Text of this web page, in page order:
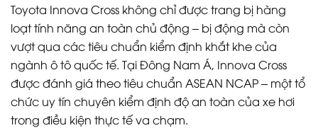
Toyota Innova Cross không chỉ được trang bị hàng
loạt tính năng an toàn chủ động – bị động mà còn
vượt qua các tiêu chuẩn kiểm định khắt khe của
ngành ô tô quốc tế. Tại Đông Nam Á, Innova Cross
được đánh giá theo tiêu chuẩn ASEAN NCAP – một tổ
chức uy tín chuyên kiểm định độ an toàn của xe hơi
trong điều kiện thực tế va chạm.